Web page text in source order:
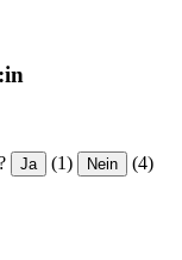
Ja (1) Nein (4)